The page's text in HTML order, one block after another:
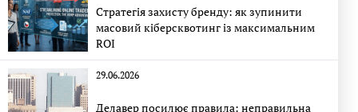
Стратегія захисту бренду: як зупинити
масовий кіберсквотинг із максимальним
ROI
29.06.2026
Делавер посилює правила: неправильна